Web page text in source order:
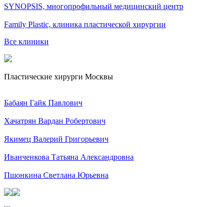
SYNOPSIS, многопрофильный медицинский центр
Family Plastic, клиника пластической хирургии
Все клиники
Пластические хирурги Москвы
Бабаян Гайк Павлович
Хачатрян Вардан Робертович
Якимец Валерий Григорьевич
Иванченкова Татьяна Александровна
Пшонкина Светлана Юрьевна